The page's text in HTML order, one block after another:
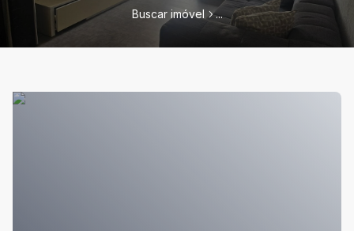
Buscar imóvel ...